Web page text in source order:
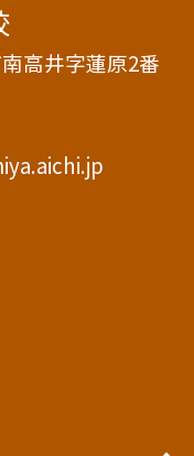
高井字蓮原2番